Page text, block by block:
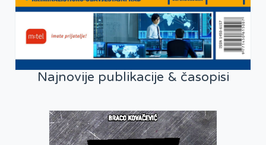
Najnovije publikacije & časopisi